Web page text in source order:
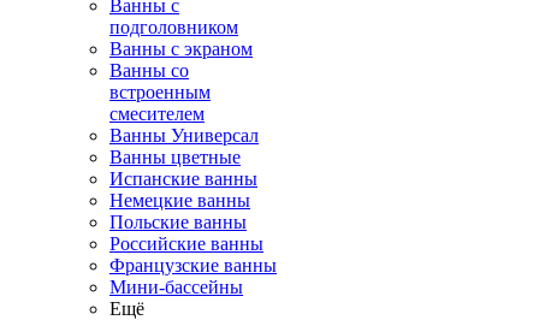
Ванны с
подголовником
Ванны с экраном
Ванны со
встроенным
смесителем
Ванны Универсал
Ванны цветные
Испанские ванны
Немецкие ванны
Польские ванны
Российские ванны
Французские ванны
Мини-бассейны
Ещё